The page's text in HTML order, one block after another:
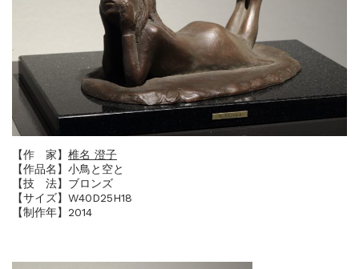
【作 家】 椎名 澄子
【作品名】小鳥と空と
【技 法】ブロンズ
【サイズ】W40D25H18
【制作年】2014